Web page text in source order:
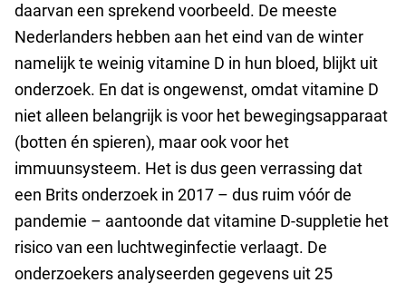
daarvan een sprekend voorbeeld. De meeste
Nederlanders hebben aan het eind van de winter
namelijk te weinig vitamine D in hun bloed, blijkt uit
onderzoek. En dat is ongewenst, omdat vitamine D
niet alleen belangrijk is voor het bewegingsapparaat
(botten én spieren), maar ook voor het
immuunsysteem. Het is dus geen verrassing dat
een Brits onderzoek in 2017 – dus ruim vóór de
pandemie – aantoonde dat vitamine D-suppletie het
risico van een luchtweginfectie verlaagt. De
onderzoekers analyseerden gegevens uit 25